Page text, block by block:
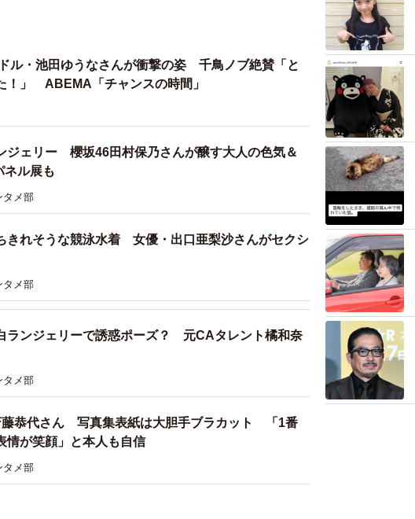
ル・池田ゆうなさんが衝撃の姿 千鳥ノブ絶賛「と
！」 ABEMA「チャンスの時間」
ジェリー 櫻坂46田村保乃さんが醸す大人の色気＆
ル展も
タメ部
きれそうな競泳水着 女優・出口亜梨沙さんがセクシ
タメ部
ランジェリーで誘惑ポーズ？ 元CAタレント橘和奈
タメ部
藤恭代さん 写真集表紙は大胆手ブラカット 「1番
情が笑顔」と本人も自信
タメ部